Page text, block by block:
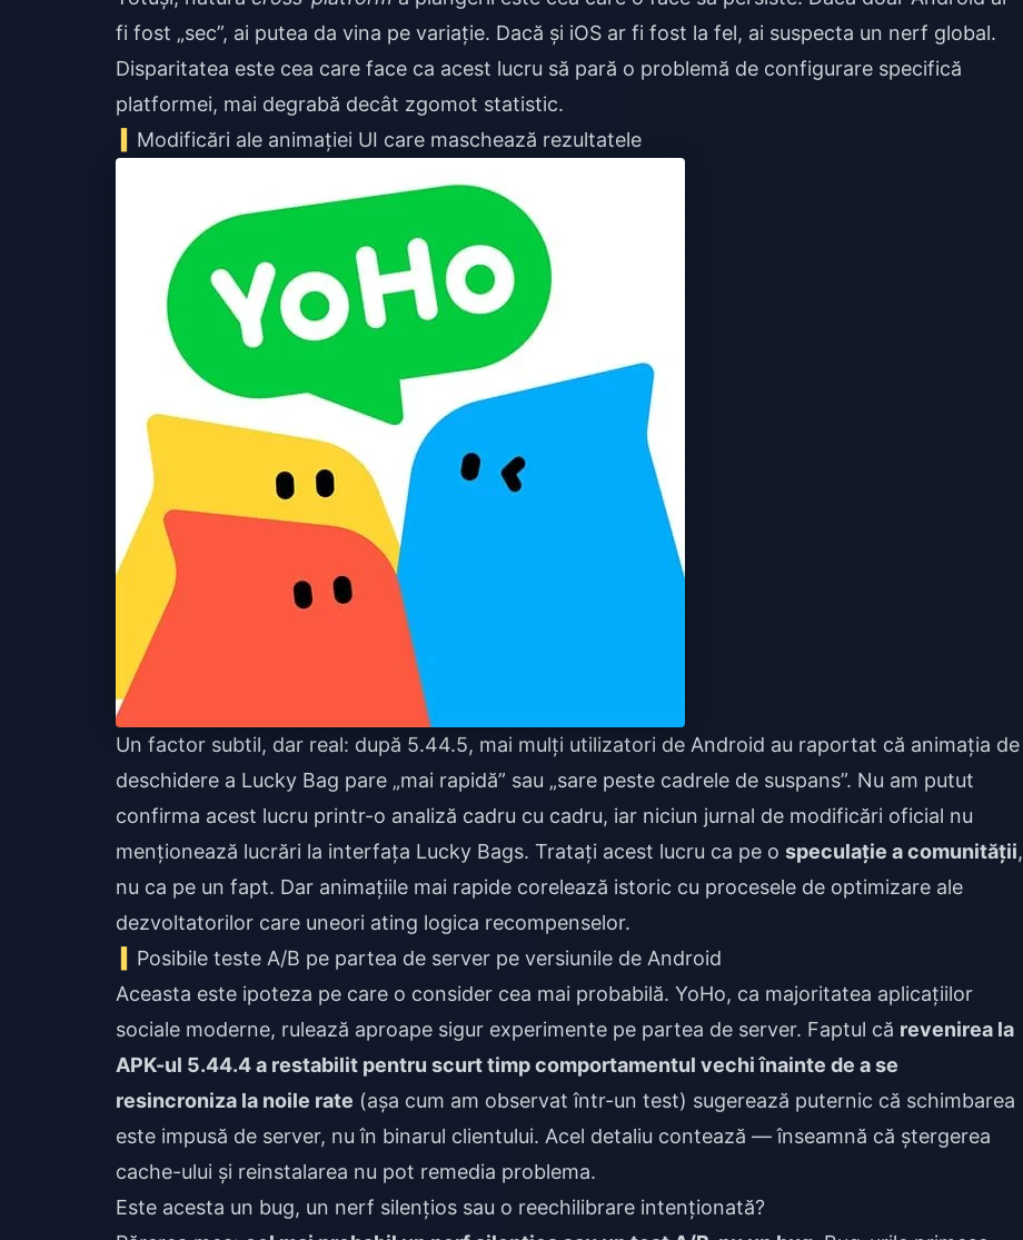
fi fost „sec”, ai putea da vina pe variație. Dacă și iOS ar fi fost la fel, ai suspecta un nerf global.
Disparitatea este cea care face ca acest lucru să pară o problemă de configurare specifică
platformei, mai degrabă decât zgomot statistic.
Modificări ale animației UI care maschează rezultatele
Un factor subtil, dar real: după 5.44.5, mai mulți utilizatori de Android au raportat că animația de
deschidere a Lucky Bag pare „mai rapidă” sau „sare peste cadrele de suspans”. Nu am putut
confirma acest lucru printr-o analiză cadru cu cadru, iar niciun jurnal de modificări oficial nu
menționează lucrări la interfața Lucky Bags. Tratați acest lucru ca pe o speculație a comunității,
nu ca pe un fapt. Dar animațiile mai rapide corelează istoric cu procesele de optimizare ale
dezvoltatorilor care uneori ating logica recompenselor.
Posibile teste A/B pe partea de server pe versiunile de Android
Aceasta este ipoteza pe care o consider cea mai probabilă. YoHo, ca majoritatea aplicațiilor
sociale moderne, rulează aproape sigur experimente pe partea de server. Faptul că revenirea la
APK-ul 5.44.4 a restabilit pentru scurt timp comportamentul vechi înainte de a se
resincroniza la noile rate (așa cum am observat într-un test) sugerează puternic că schimbarea
este impusă de server, nu în binarul clientului. Acel detaliu contează — înseamnă că ștergerea
cache-ului și reinstalarea nu pot remedia problema.
Este acesta un bug, un nerf silențios sau o reechilibrare intenționată?